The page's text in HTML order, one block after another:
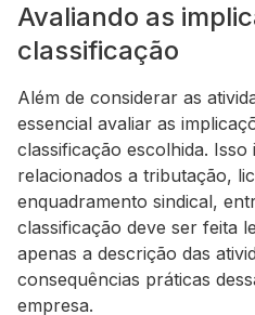
Avaliando as
classificação
Além de considerar as
essencial avaliar as
classificação escolhida. Isso
relacionados a tributação,
enquadramento sindical,
classificação deve ser feita
apenas a descrição das
consequências práticas
empresa.